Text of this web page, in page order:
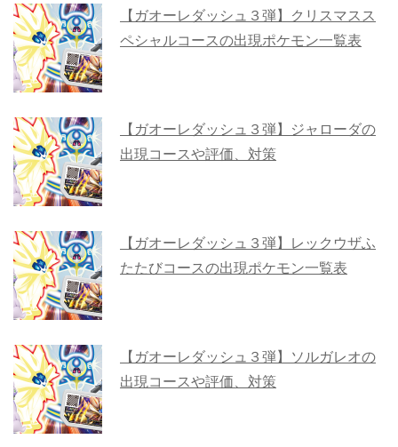
【ガオーレダッシュ３弾】クリスマスス
ペシャルコースの出現ポケモン一覧表
【ガオーレダッシュ３弾】ジャローダの
出現コースや評価、対策
【ガオーレダッシュ３弾】レックウザふ
たたびコースの出現ポケモン一覧表
【ガオーレダッシュ３弾】ソルガレオの
出現コースや評価、対策